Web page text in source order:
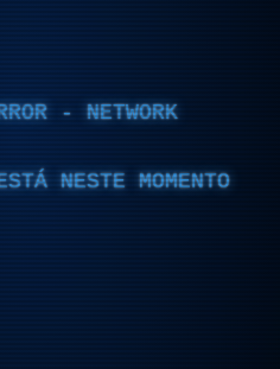
- NETWORK
NESTE MOMENTO